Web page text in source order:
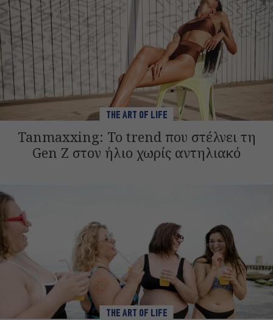
THE ART OF LIFE
Tanmaxxing: To trend που στέλνει τη
Gen Z στον ήλιο χωρίς αντηλιακό
THE ART OF LIFE